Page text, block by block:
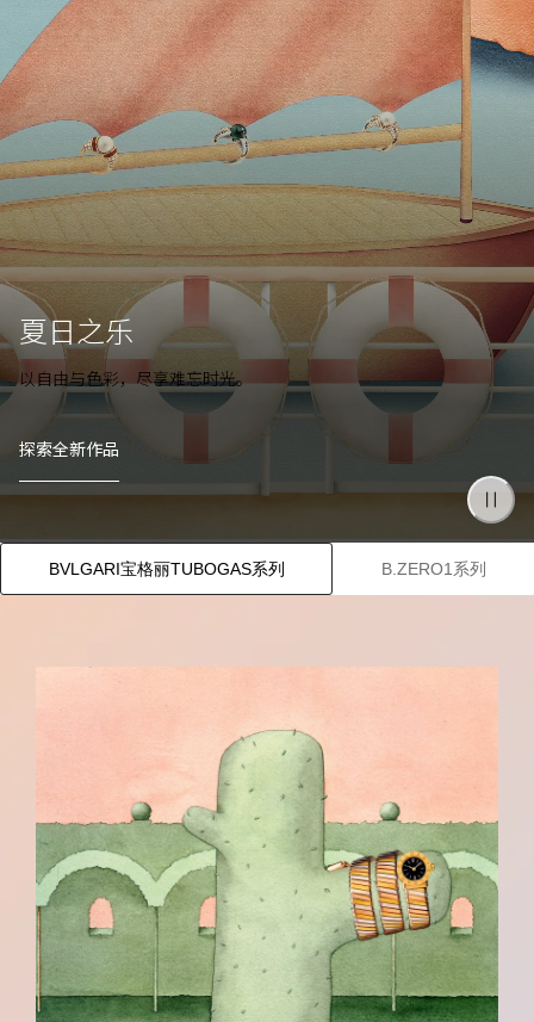
夏日之乐
以自由与色彩，尽享难忘时光。
探索全新作品
BVLGARI宝格丽TUBOGAS系列 B.ZERO1系列